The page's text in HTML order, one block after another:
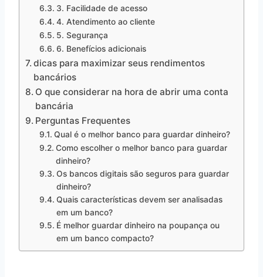
3. Facilidade de acesso
4. Atendimento ao cliente
5. Segurança
6. Benefícios adicionais
dicas para maximizar seus rendimentos
bancários
O que considerar na hora de abrir uma conta
bancária
Perguntas Frequentes
Qual é o melhor banco para guardar dinheiro?
Como escolher o melhor banco para guardar
dinheiro?
Os bancos digitais são seguros para guardar
dinheiro?
Quais características devem ser analisadas
em um banco?
É melhor guardar dinheiro na poupança ou
em um banco compacto?